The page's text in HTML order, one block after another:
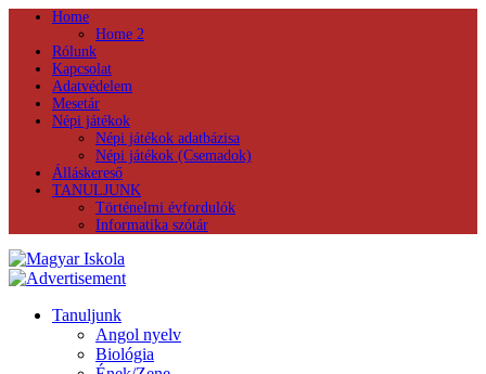
Home
Home 2
Rólunk
Kapcsolat
Adatvédelem
Mesetár
Népi játékok
Népi játékok adatbázisa
Népi játékok (Csemadok)
Álláskereső
TANULJUNK
Történelmi évfordulók
Informatika szótár
Tanuljunk
Angol nyelv
Biológia